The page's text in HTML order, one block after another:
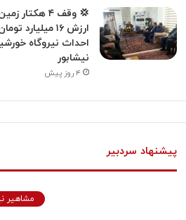
💢 وقف ۴ هکتار
ارزش ۱۶ میلیارد
احداث نیروگاه
نیشابور
۴ روز پیش
پیشنهاد سردبیر
مشاهیر